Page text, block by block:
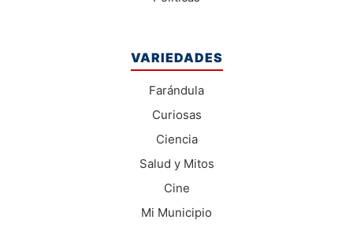
VARIEDADES
Farándula
Curiosas
Ciencia
Salud y Mitos
Cine
Mi Municipio